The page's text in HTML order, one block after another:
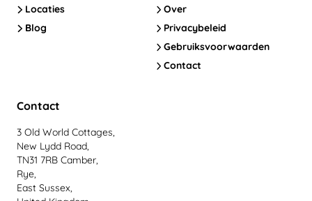
Locaties
Blog
Over
Privacybeleid
Gebruiksvoorwaarden
Contact
Contact
3 Old World Cottages,
New Lydd Road,
TN31 7RB Camber,
Rye,
East Sussex,